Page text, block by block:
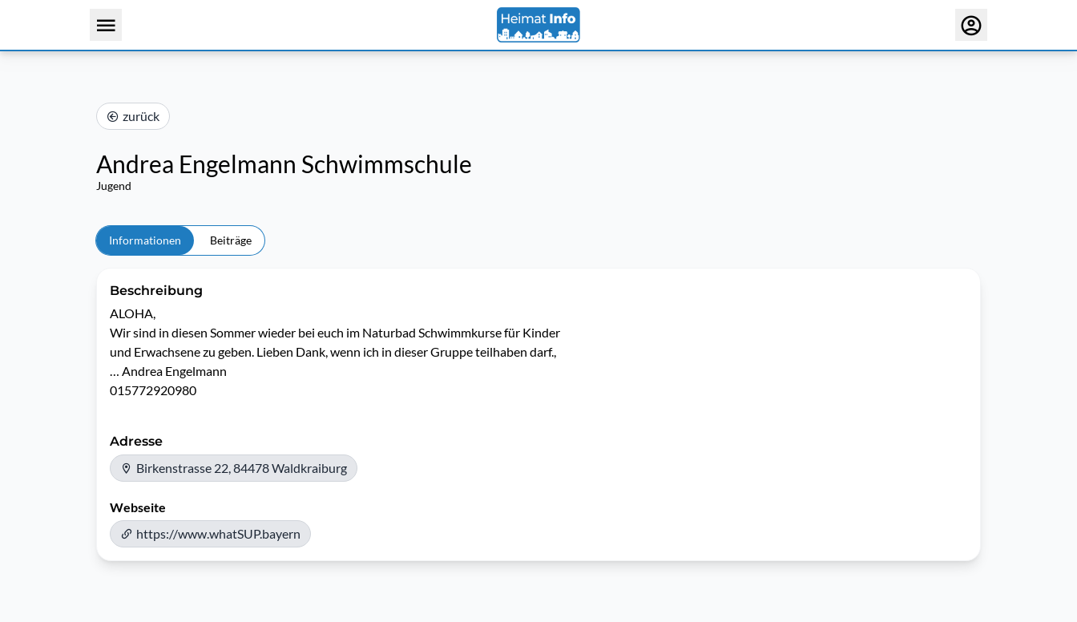
zurück
Andrea Engelmann Schwimmschule
Jugend
Informationen Beiträge
Beschreibung
ALOHA,
Wir sind in diesen Sommer wieder bei euch im Naturbad Schwimmkurse für Kinder
und Erwachsene zu geben. Lieben Dank, wenn ich in dieser Gruppe teilhaben darf.,
… Andrea Engelmann
015772920980
Adresse
Birkenstrasse 22, 84478 Waldkraiburg
Webseite
https://www.whatSUP.bayern